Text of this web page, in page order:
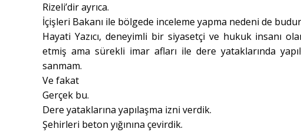
Rizeli’dir ayrıca.
İçişleri Bakanı ile bölgede inceleme yapma nedeni de budur
Hayati Yazıcı, deneyimli bir siyasetçi ve hukuk insanı
etmiş ama sürekli imar afları ile dere yataklarında
sanmam.
Ve fakat
Gerçek bu.
Dere yataklarına yapılaşma izni verdik.
Şehirleri beton yığınına çevirdik.